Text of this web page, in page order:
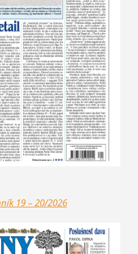
19 – 20/2026